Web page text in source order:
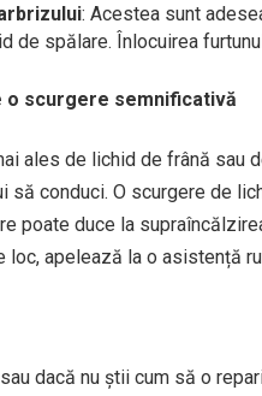
: Acestea sunt
de spălare. Înlocuirea
o scurgere semnificativă
ales de lichid de frână sau
să conduci. O scurgere de
poate duce la
apelează la o asistență
dacă nu știi cum să o